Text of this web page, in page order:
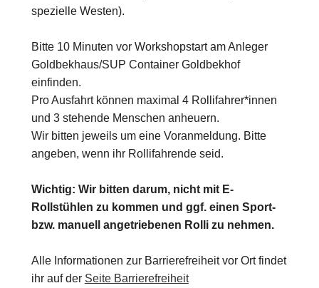
spezielle Westen).
Bitte 10 Minuten vor Workshopstart am Anleger
Goldbekhaus/SUP Container Goldbekhof
einfinden.
Pro Ausfahrt können maximal 4 Rollifahrer*innen
und 3 stehende Menschen anheuern.
Wir bitten jeweils um eine Voranmeldung. Bitte
angeben, wenn ihr Rollifahrende seid.
Wichtig: Wir bitten darum, nicht mit E-
Rollstühlen zu kommen und ggf. einen Sport-
bzw. manuell angetriebenen Rolli zu nehmen.
Alle Informationen zur Barrierefreiheit vor Ort findet
ihr auf der Seite Barrierefreiheit